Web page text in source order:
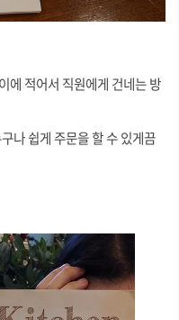
에 적어서 직원에게 건네는 방
나 쉽게 주문을 할 수 있게끔